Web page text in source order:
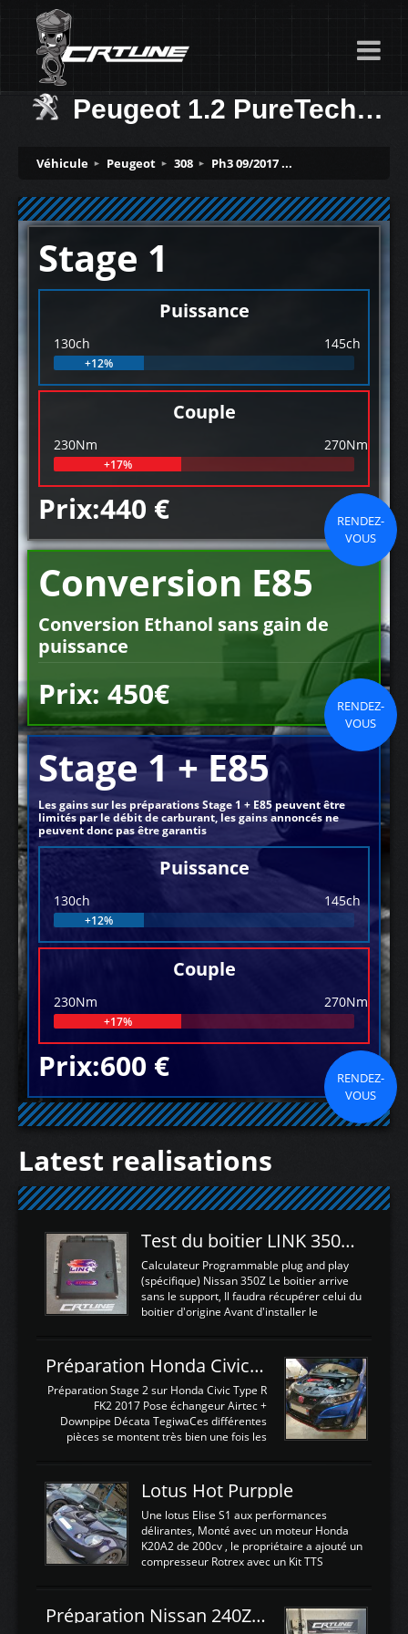
Peugeot 1.2 PureTech 130ch
Véhicule Peugeot 308 Ph3 09/2017 ...
Stage 1
Puissance
130ch 145ch
+12%
Couple
230Nm 270Nm
+17%
Prix:440 €
RENDEZ-
VOUS
Conversion E85
Conversion Ethanol sans gain de
puissance
Prix: 450€
RENDEZ-
VOUS
Stage 1 + E85
Les gains sur les préparations Stage 1 + E85 peuvent être
limités par le débit de carburant, les gains annoncés ne
peuvent donc pas être garantis
Puissance
130ch 145ch
+12%
Couple
230Nm 270Nm
+17%
Prix:600 €
RENDEZ-
VOUS
Latest realisations
Test du boitier LINK 350Z Plugin ECU
Calculateur Programmable plug and play
(spécifique) Nissan 350Z Le boitier arrive
sans le support, Il faudra récupérer celui du
boitier d'origine Avant d'installer le
d'envoyer l'information de la large bande
dans le boitier. sydney sweeney deepfake
La sortie 0-5V de l'afr sera connectée sur
l'entrée AN Volt 8 et GndAN pour
Analogique, et Volt car l'information est une
tension (Pas une résistance variable d'un
est temps de brancher le ...
Préparation Honda Civic Type R FK2
Préparation Stage 2 sur Honda Civic Type R
FK2 2017 Pose échangeur Airtec +
Downpipe Décata TegiwaCes différentes
pièces se montent très bien une fois les
légere découpe du plastique inferieur,
negénant en rien la structure ou le
fonctionnement du fond plat. Une
reprogrammation Stage 2 est faite sur le
calculateur d'origine. Une alternative
économique au passage sur Hondata
d'origine 310cv et 400Nn , Une fois
reprogrammé et les ...
Lotus Hot Purpple
Une lotus Elise S1 aux performances
délirantes, Monté avec un moteur Honda
K20A2 de 200cv , le propriétaire a ajouté un
compresseur Rotrex avec un Kit TTS
d'augmenter la puissance de son moteur:
un watercooler a été ajouté. 300Cv sans
Préparation Nissan 240Z SR20DET